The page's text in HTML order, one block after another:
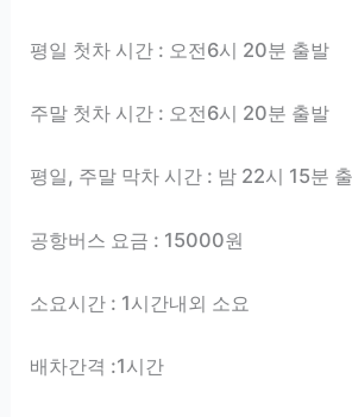
평일 첫차 시간 : 오전6시 20분 출발
주말 첫차 시간 : 오전6시 20분 출발
평일, 주말 막차 시간 : 밤 22시 15분
공항버스 요금 : 15000원
소요시간 : 1시간내외 소요
배차간격 :1시간